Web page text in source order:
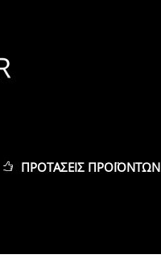
ΠΡΟΤΆΣΕΙΣ ΠΡΟΪΌΝΤΩΝ